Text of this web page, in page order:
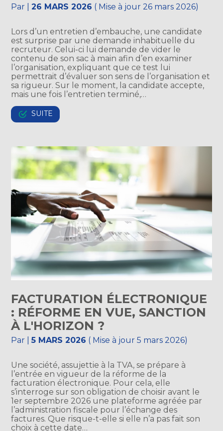
Par |26 MARS 2026 ( Mise à jour 26 mars 2026)
Lors d’un entretien d’embauche, une candidate
est surprise par une demande inhabituelle du
recruteur. Celui-ci lui demande de vider le
contenu de son sac à main afin d’en examiner
l’organisation, expliquant que ce test lui
permettrait d’évaluer son sens de l’organisation et
sa rigueur. Sur le moment, la candidate accepte,
mais une fois l’entretien terminé,…
SUITE
FACTURATION ÉLECTRONIQUE
: RÉFORME EN VUE, SANCTION
À L'HORIZON ?
Par |5 MARS 2026 ( Mise à jour 5 mars 2026)
Une société, assujettie à la TVA, se prépare à
l’entrée en vigueur de la réforme de la
facturation électronique. Pour cela, elle
s’interroge sur son obligation de choisir avant le
1er septembre 2026 une plateforme agréée par
l’administration fiscale pour l’échange des
factures. Que risque-t-elle si elle n’a pas fait son
choix à cette date…